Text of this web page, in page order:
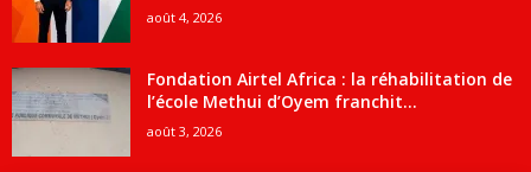
août 4, 2026
Fondation Airtel Africa : la réhabilitation de
l’école Methui d’Oyem franchit...
août 3, 2026